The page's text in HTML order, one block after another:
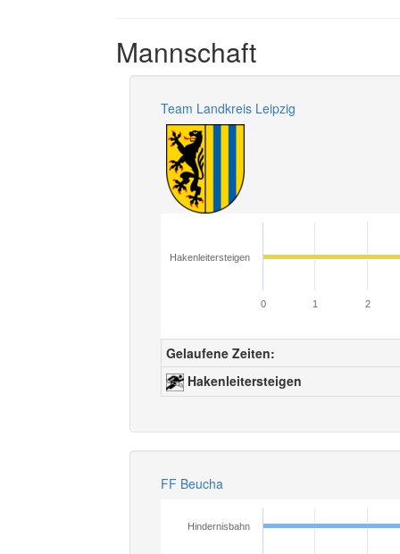
Mannschaft
Team Landkreis Leipzig
Hakenleitersteigen
0 1 2
Gelaufene Zeiten:
Hakenleitersteigen
FF Beucha
Hindernisbahn